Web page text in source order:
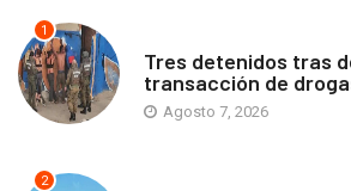
1
Tres detenidos tras
transacción de
Agosto 7, 2026
2